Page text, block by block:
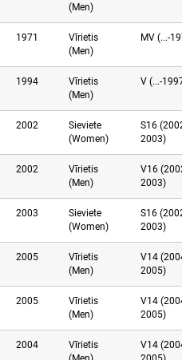
(Men)
1971
Vīrietis
(Men)
MV (...-
1994
Vīrietis
(Men)
V (...-
2002
Sieviete
(Women)
S16
2003)
2002
Vīrietis
(Men)
V16
2003)
2003
Sieviete
(Women)
S16
2003)
2005
Vīrietis
(Men)
V14
2005)
2005
Vīrietis
(Men)
V14
2005)
2004
Vīrietis
V14